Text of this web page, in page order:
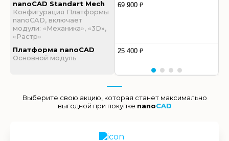
nanoCAD Standart Mech
Конфигурация Платформы
nanoCAD, включает
модули: «Механика», «3D»,
«Растр»
Платформа nanoCAD
Основной модуль
69 900 ₽
25 400 ₽
Выберите свою акцию, которая станет максимально
выгодной при покупке nanoCAD